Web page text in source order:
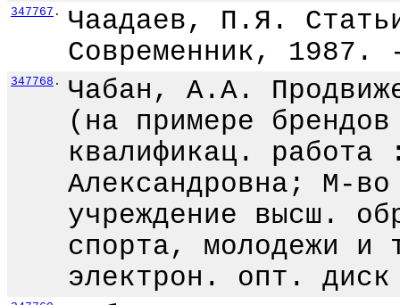
347767 .
Чаадаев, П.Я.
Современник,
347768 .
Чабан, А.А.
(на примере
квалификац.
Александровна; М-
учреждение высш.
спорта, молодежи
электрон. опт. диск